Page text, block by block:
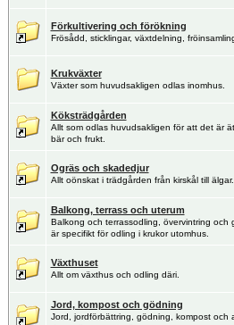
Förkultivering och förökning
Frösådd, sticklingar, växtdelning,
Krukväxter
Växter som huvudsakligen odlas inomhus.
Köksträdgården
Allt som odlas huvudsakligen för att det är
bär och frukt.
Ogräs och skadedjur
Allt oönskat i trädgården från kirskål till älgar.
Balkong, terrass och uterum
Balkong och terrassodling, övervintring och
är specifikt för odling i krukor utomhus.
Växthuset
Allt om växthus och odling däri.
Jord, kompost och gödning
Jord, jordförbättring, gödning, kompost och